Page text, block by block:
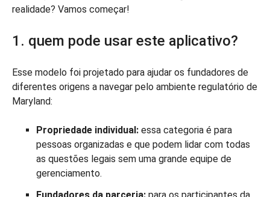
realidade? Vamos começar!
1. quem pode usar este aplicativo?
Esse modelo foi projetado para ajudar os fundadores de
diferentes origens a navegar pelo ambiente regulatório de
Maryland:
Propriedade individual: essa categoria é para
pessoas organizadas e que podem lidar com todas
as questões legais sem uma grande equipe de
gerenciamento.